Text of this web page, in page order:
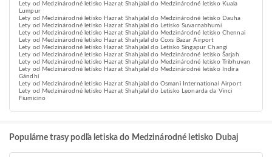
Lety od Medzinárodné letisko Hazrat Shahjalal do Medzinárodné letisko Kuala
Lumpur
Lety od Medzinárodné letisko Hazrat Shahjalal do Medzinárodné letisko Dauha
Lety od Medzinárodné letisko Hazrat Shahjalal do Letisko Suvarnabhumi
Lety od Medzinárodné letisko Hazrat Shahjalal do Medzinárodné letisko Chennai
Lety od Medzinárodné letisko Hazrat Shahjalal do Coxs Bazar Airport
Lety od Medzinárodné letisko Hazrat Shahjalal do Letisko Singapur Changi
Lety od Medzinárodné letisko Hazrat Shahjalal do Medzinárodné letisko Šarjah
Lety od Medzinárodné letisko Hazrat Shahjalal do Medzinárodné letisko Tribhuvan
Lety od Medzinárodné letisko Hazrat Shahjalal do Medzinárodné letisko Indira
Gándhí
Lety od Medzinárodné letisko Hazrat Shahjalal do Osmani International Airport
Lety od Medzinárodné letisko Hazrat Shahjalal do Letisko Leonarda da Vinci
Fiumicino
Populárne trasy podľa letiska do Medzinárodné letisko Dubaj